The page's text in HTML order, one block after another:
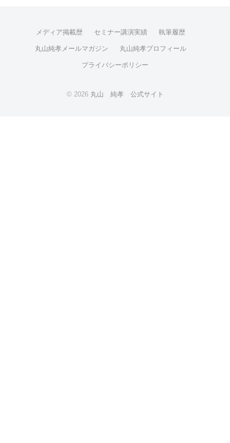
メディア掲載歴 セミナー講演実績 執筆履歴
丸山純孝メールマガジン 丸山純孝プロフィール
プライバシーポリシー
© 2026 丸山 純孝 公式サイト